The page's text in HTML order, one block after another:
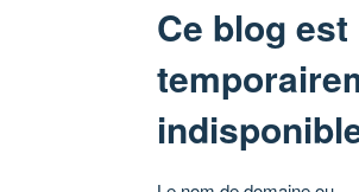
Ce blog est